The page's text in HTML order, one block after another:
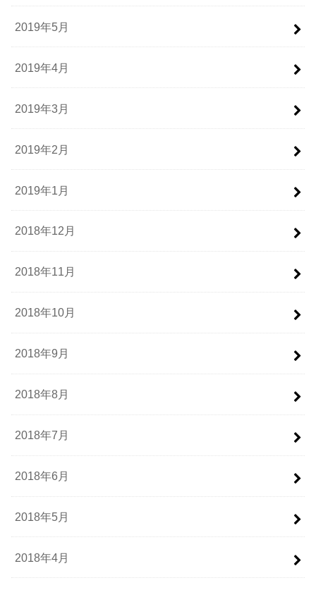
2019年5月
2019年4月
2019年3月
2019年2月
2019年1月
2018年12月
2018年11月
2018年10月
2018年9月
2018年8月
2018年7月
2018年6月
2018年5月
2018年4月